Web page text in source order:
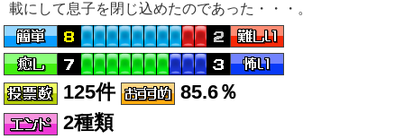
載にして息子を閉じ込めたのであった・・・。
125件
85.6％
2種類